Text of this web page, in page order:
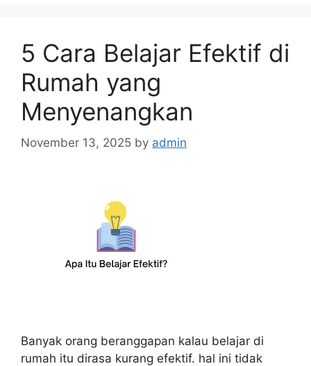
5 Cara Belajar Efektif di
Rumah yang
Menyenangkan
November 13, 2025 by admin
Banyak orang beranggapan kalau belajar di
rumah itu dirasa kurang efektif. hal ini tidak